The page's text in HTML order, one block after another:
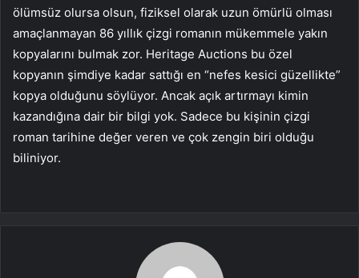
ölümsüz olursa olsun, fiziksel olarak uzun ömürlü olması
amaçlanmayan 86 yıllık çizgi romanın mükemmele yakın
kopyalarını bulmak zor. Heritage Auctions bu özel
kopyanın şimdiye kadar sattığı en “nefes kesici güzellikte”
kopya olduğunu söylüyor. Ancak açık artırmayı kimin
kazandığına dair bir bilgi yok. Sadece bu kişinin çizgi
roman tarihine değer veren ve çok zengin biri olduğu
biliniyor.